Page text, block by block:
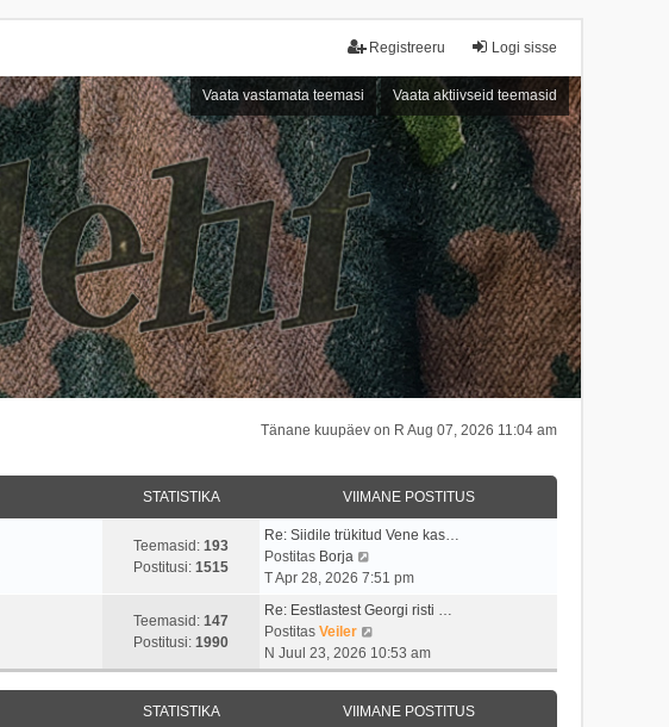
Logi sisse
Registreeru
Vaata vastamata teemasi Vaata aktiivseid teemasid
Tänane kuupäev on R Aug 07, 2026 11:04 am
STATISTIKA VIIMANE POSTITUS
Teemasid: 193
Postitusi: 1515
Re: Siidile trükitud Vene kas…
Postitas Borja
a
t
a
v
i
T Apr 28, 2026 7:51 pm
Teemasid: 147
Postitusi: 1990
Re: Eestlastest Georgi risti …
Postitas Veiler
a
a
t
a
N Juul 23, 2026 10:53 am
STATISTIKA VIIMANE POSTITUS